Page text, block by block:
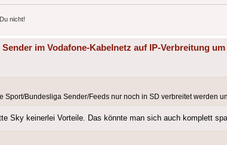
nicht!
im Vodafone-Kabelnetz auf IP-Verbreitung um
Sport/Bundesliga Sender/Feeds nur noch in SD verbreitet werden
Sky keinerlei Vorteile. Das könnte man sich auch komplett